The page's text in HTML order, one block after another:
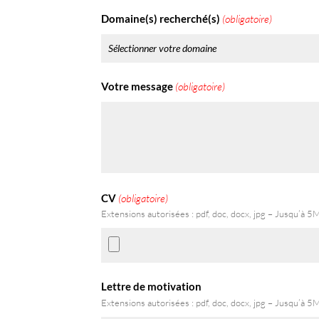
Domaine(s) recherché(s) (obligatoire)
Votre message (obligatoire)
CV (obligatoire)
Extensions autorisées : pdf, doc, docx, jpg – Jusqu’à
Lettre de motivation
Extensions autorisées : pdf, doc, docx, jpg – Jusqu’à